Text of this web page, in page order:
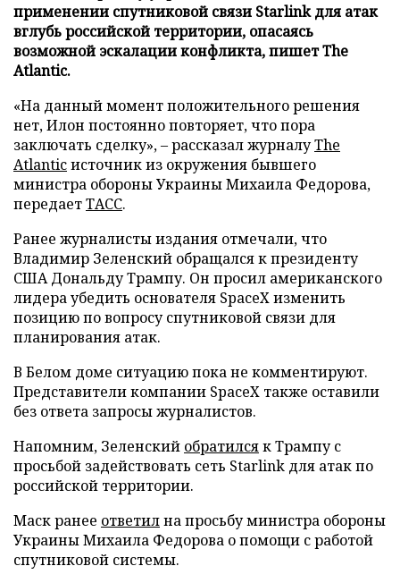
применении спутниковой связи Starlink для атак
вглубь российской территории, опасаясь
возможной эскалации конфликта, пишет The
Atlantic.
«На данный момент положительного решения
нет, Илон постоянно повторяет, что пора
заключать сделку», – рассказал журналуThe
Atlanticисточник из окружения бывшего
министра обороны Украины Михаила Федорова,
передаетТАСС.
Ранее журналисты издания отмечали, что
Владимир Зеленский обращался к президенту
США Дональду Трампу. Он просил американского
лидера убедить основателя SpaceX изменить
позицию по вопросу спутниковой связи для
планирования атак.
В Белом доме ситуацию пока не комментируют.
Представители компании SpaceX также оставили
без ответа запросы журналистов.
Напомним, Зеленский обратилсяк Трампу с
просьбой задействовать сеть Starlink для атак по
российской территории.
Маск ранее ответилна просьбу министра обороны
Украины Михаила Федорова о помощи с работой
спутниковой системы.